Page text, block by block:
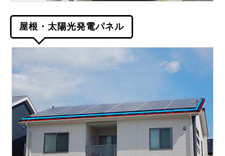
屋根・太陽光発電パネル